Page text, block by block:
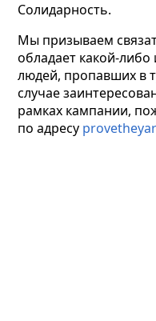
Солидарность.
Мы призываем
обладает какой-
людей, пропавших в
случае
рамках кампании,
по адресу